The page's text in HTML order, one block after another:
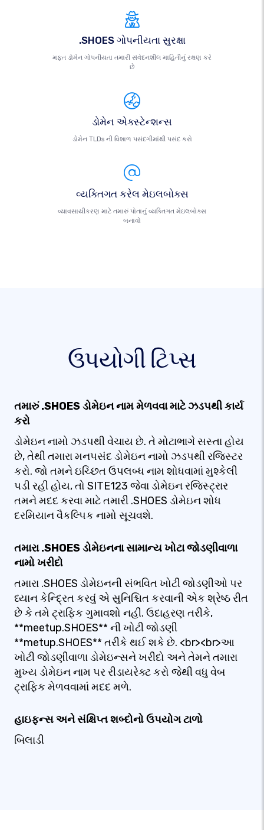
.SHOES ગોપનીયતા સુરક્ષા
મફત ડોમેન ગોપનીયતા તમારી સંવેદનશીલ માહિતીનું રક્ષણ કરે
છે
ડોમેન એક્સ્ટેન્શન્સ
ડોમેન TLDs ની વિશાળ પસંદગીમાંથી પસંદ કરો
વ્યક્તિગત કરેલ મેઇલબોક્સ
વ્યાવસાયીકરણ માટે તમારું પોતાનું વ્યક્તિગત મેઇલબોક્સ
બનાવો
ઉપયોગી ટિપ્સ
તમારું .SHOES ડોમેઇન નામ મેળવવા માટે ઝડપથી કાર્ય
કરો
ડોમેઇન નામો ઝડપથી વેચાય છે. તે મોટાભાગે સસ્તા હોય
છે, તેથી તમારા મનપસંદ ડોમેઇન નામો ઝડપથી રજિસ્ટર
કરો. જો તમને ઇચ્છિત ઉપલબ્ધ નામ શોધવામાં મુશ્કેલી
પડી રહી હોય, તો SITE123 જેવા ડોમેઇન રજિસ્ટ્રાર
તમને મદદ કરવા માટે તમારી .SHOES ડોમેઇન શોધ
દરમિયાન વૈકલ્પિક નામો સૂચવશે.
તમારા .SHOES ડોમેઇનના સામાન્ય ખોટા જોડણીવાળા
નામો ખરીદો
તમારા .SHOES ડોમેઇનની સંભવિત ખોટી જોડણીઓ પર
ધ્યાન કેન્દ્રિત કરવું એ સુનિશ્ચિત કરવાની એક શ્રેષ્ઠ રીત
છે કે તમે ટ્રાફિક ગુમાવશો નહીં. ઉદાહરણ તરીકે,
**meetup.SHOES** ની ખોટી જોડણી
**metup.SHOES** તરીકે થઈ શકે છે. <br><br>આ
ખોટી જોડણીવાળા ડોમેઇન્સને ખરીદો અને તેમને તમારા
મુખ્ય ડોમેઇન નામ પર રીડાયરેક્ટ કરો જેથી વધુ વેબ
ટ્રાફિક મેળવવામાં મદદ મળે.
હાઇફન્સ અને સંક્ષિપ્ત શબ્દોનો ઉપયોગ ટાળો
બિલાડી